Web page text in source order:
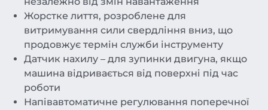
Жорстке лиття, розроблене для
витримування сили свердління вниз, що
продовжує термін служби інструменту
Датчик нахилу – для зупинки двигуна, якщо
машина відривається від поверхні під час
роботи
Напівавтоматичне регулювання поперечної